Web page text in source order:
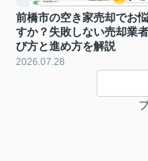
前橋市の空き家売却でお
すか？失敗しない売却業
び方と進め方を解説
2026.07.28